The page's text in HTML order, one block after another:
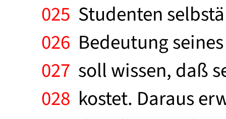
025 Studenten
026 Bedeutung
027 soll wissen, daß
028 kostet. Daraus